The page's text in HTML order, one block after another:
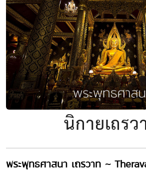
นิกายเถร
พระพุทธศาสนา เถรวาท ~